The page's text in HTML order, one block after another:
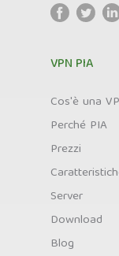
VPN PIA
Cos'è una
Perché PIA
Prezzi
Server
Download
Blog